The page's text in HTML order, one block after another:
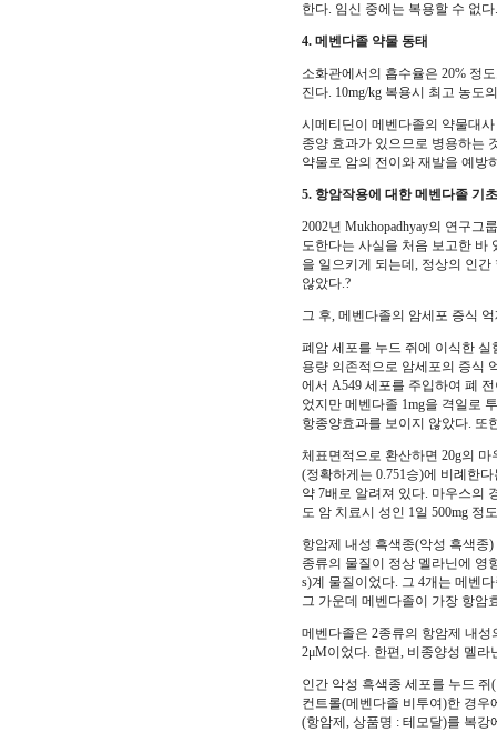
한다. 임신 중에는 복용할 수 없
4. 메벤다졸 약물 동태
소화관에서의 흡수율은 20% 정
진다. 10mg/kg 복용시 최고 농도
시메티딘이 메벤다졸의 약물대
종양 효과가 있으므로 병용하는
약물로 암의 전이와 재발을 예방
5. 항암작용에 대한 메벤다졸 기
2002년 Mukhopadhyay의 연구
도한다는 사실을 처음 보고한 바
을 일으키게 되는데, 정상의 인
않았다.?
그 후, 메벤다졸의 암세포 증식
폐암 세포를 누드 쥐에 이식한 실
용량 의존적으로 암세포의 증식
에서 A549 세포를 주입하여 폐
었지만 메벤다졸 1mg을 격일로
항종양효과를 보이지 않았다. 또
체표면적으로 환산하면 20g의 마
(정확하게는 0.751승)에 비례한
약 7배로 알려져 있다. 마우스의
도 암 치료시 성인 1일 500mg 정
항암제 내성 흑색종(악성 흑색종
종류의 물질이 정상 멜라닌에 영
s)계 물질이었다. 그 4개는 메벤다
그 가운데 메벤다졸이 가장 항암
메벤다졸은 2종류의 항암제 내
2μM이었다. 한편, 비종양성 멜라
인간 악성 흑색종 세포를 누드
컨트롤(메벤다졸 비투여)한 경우
(항암제, 상품명 : 테모달)를 복강